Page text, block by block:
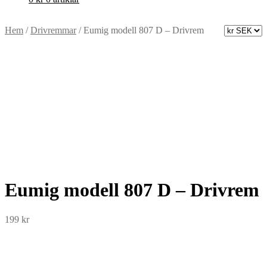
Hem /Drivremmar/Eumig modell 807 D – Drivrem
Eumig modell 807 D – Drivrem
199 kr